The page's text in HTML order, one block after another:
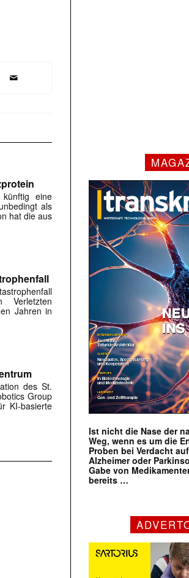
eine
als
hat die aus
Verletzten
Jahren in
des St.
Group
KI-basierte
Ist nicht die Nase der
Weg, wenn es um die
Proben bei Verdacht
Alzheimer oder
Gabe von
bereits …